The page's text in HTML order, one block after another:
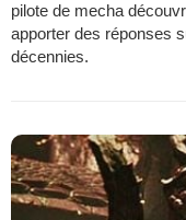
pilote de mecha
apporter des réponses
décennies.